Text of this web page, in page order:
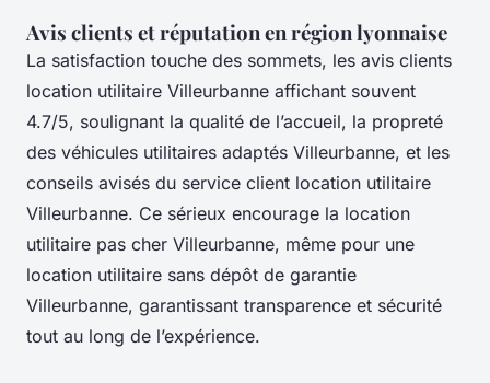
Avis clients et réputation en région lyonnaise
La satisfaction touche des sommets, les avis clients
location utilitaire Villeurbanne affichant souvent
4.7/5, soulignant la qualité de l’accueil, la propreté
des véhicules utilitaires adaptés Villeurbanne, et les
conseils avisés du service client location utilitaire
Villeurbanne. Ce sérieux encourage la location
utilitaire pas cher Villeurbanne, même pour une
location utilitaire sans dépôt de garantie
Villeurbanne, garantissant transparence et sécurité
tout au long de l’expérience.